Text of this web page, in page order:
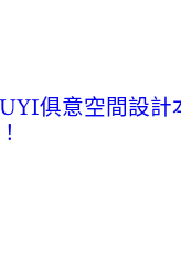
俱意空間設計